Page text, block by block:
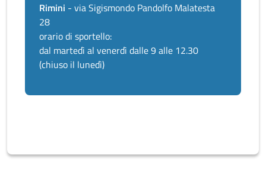
Rimini - via Sigismondo Pandolfo Malatesta
28
orario di sportello:
dal martedì al venerdì dalle 9 alle 12.30
(chiuso il lunedì)